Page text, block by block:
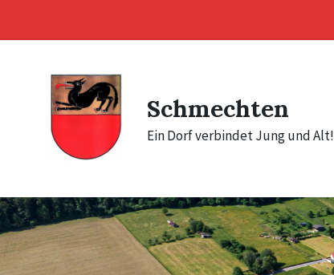
content
main
footer
Schmechten
Ein Dorf verbindet Jung und Alt!